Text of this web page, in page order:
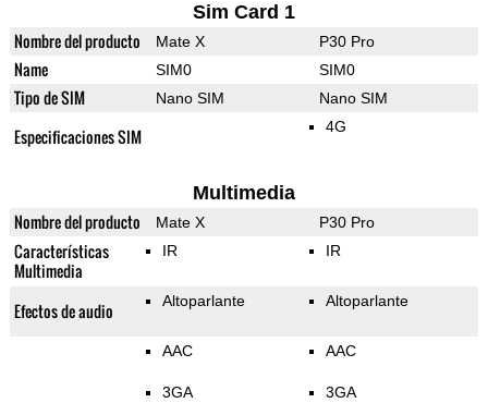
Sim Card 1
Nombre del producto Mate X P30 Pro
Name SIM0 SIM0
Tipo de SIM Nano SIM Nano SIM
Especificaciones SIM 4G
Multimedia
Nombre del producto Mate X P30 Pro
Características
Multimedia
IR IR
Efectos de audio Altoparlante Altoparlante
AAC
3GA
AAC
3GA